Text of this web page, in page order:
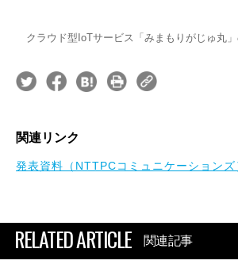
クラウド型IoTサービス「みまもりがじゅ丸
関連リンク
発表資料（NTTPCコミュニケーションズ
RELATED ARTICLE 関連記事